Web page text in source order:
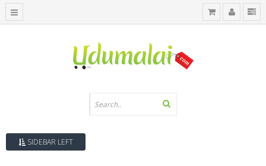
SIDEBAR LEFT